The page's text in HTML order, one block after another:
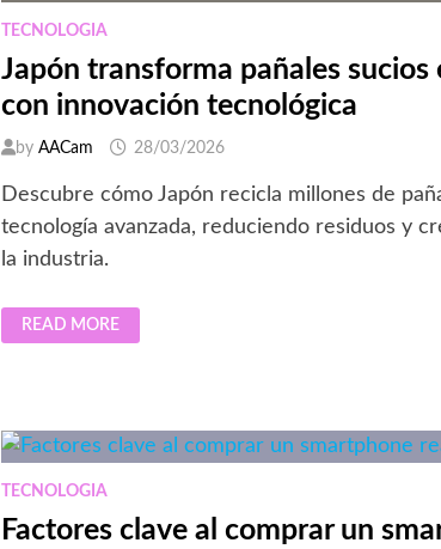
TECNOLOGIA
Japón transforma pañales
con innovación tecnológica
byAACam 28/03/2026
Descubre cómo Japón recicla millones de
tecnología avanzada, reduciendo residuos y
la industria.
JAPÓN
TRANSFORMA
CON
INNOVACIÓN
TECNOLÓGICA
READ MORE
TECNOLOGIA
Factores clave al comprar un